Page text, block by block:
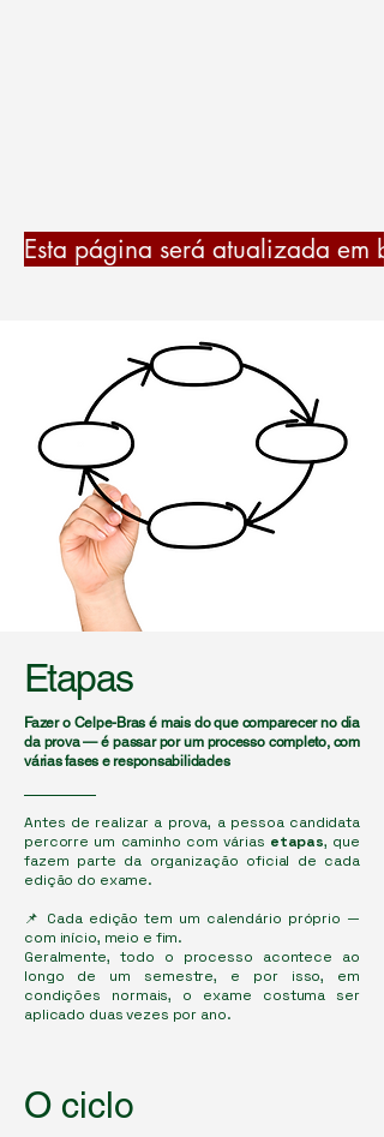
Esta página será atualizada
Etapas
Fazer o Celpe-Bras é mais do que comparecer no dia
da prova — é passar por um processo completo, com
várias fases e responsabilidades
Antes de realizar a prova, a pessoa candidata
percorre um caminho com várias etapas, que
fazem parte da organização oficial de cada
edição do exame.
📌 Cada edição tem um calendário próprio —
com início, meio e fim.
Geralmente, todo o processo acontece ao
longo de um semestre, e por isso, em
condições normais, o exame costuma ser
aplicado duas vezes por ano.
O ciclo